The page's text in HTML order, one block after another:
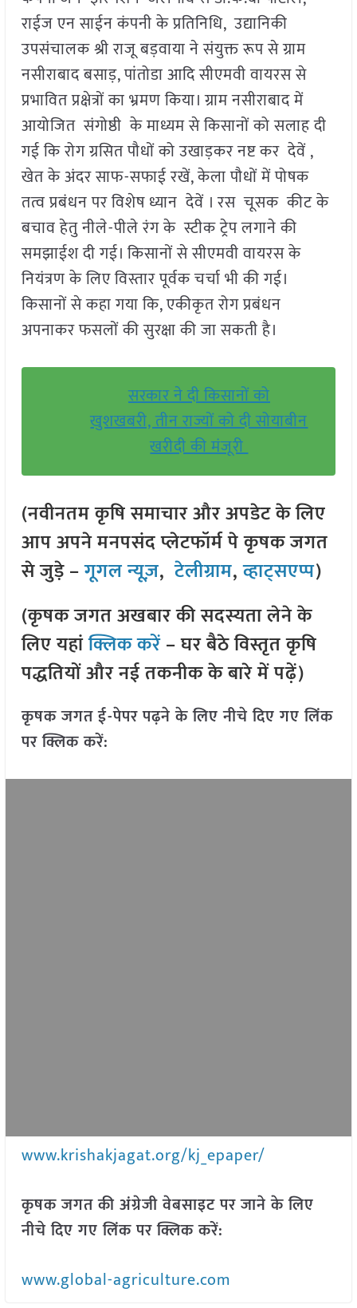
राईज एन साईन कंपनी के प्रतिनिधि, उद्यानिकी
उपसंचालक श्री राजू बड़वाया ने संयुक्त रूप से ग्राम
नसीराबाद बसाड़, पांतोडा आदि सीएमवी वायरस से
प्रभावित प्रक्षेत्रों का भ्रमण किया। ग्राम नसीराबाद में
आयोजित संगोष्ठी के माध्यम से किसानों को सलाह दी
गई कि रोग ग्रसित पौधों को उखाड़कर नष्ट कर देवें ,
खेत के अंदर साफ-सफाई रखें, केला पौधों में पोषक
तत्व प्रबंधन पर विशेष ध्यान देवें । रस चूसक कीट के
बचाव हेतु नीले-पीले रंग के स्टीक ट्रेप लगाने की
समझाईश दी गई। किसानों से सीएमवी वायरस के
नियंत्रण के लिए विस्तार पूर्वक चर्चा भी की गई।
किसानों से कहा गया कि, एकीकृत रोग प्रबंधन
अपनाकर फसलों की सुरक्षा की जा सकती है।
सरकार ने दी किसानों को
खुशखबरी, तीन राज्यों को दी सोयाबीन
खरीदी की मंजूरी
(नवीनतम कृषि समाचार और अपडेट के लिए
आप अपने मनपसंद प्लेटफॉर्म पे कृषक जगत
से जुड़े –गूगल न्यूज़,टेलीग्राम,व्हाट्सएप्प)
(कृषक जगत अखबार की सदस्यता लेने के
लिए यहांक्लिक करें– घर बैठे विस्तृत कृषि
पद्धतियों और नई तकनीक के बारे में पढ़ें)
कृषक जगत ई-पेपर पढ़ने के लिए नीचे दिए गए लिंक
पर क्लिक करें:
www.krishakjagat.org/kj_epaper/
कृषक जगत की अंग्रेजी वेबसाइट पर जाने के लिए
नीचे दिए गए लिंक पर क्लिक करें:
www.global-agriculture.com